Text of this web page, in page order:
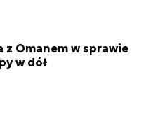
Omanem w sprawie
w dół